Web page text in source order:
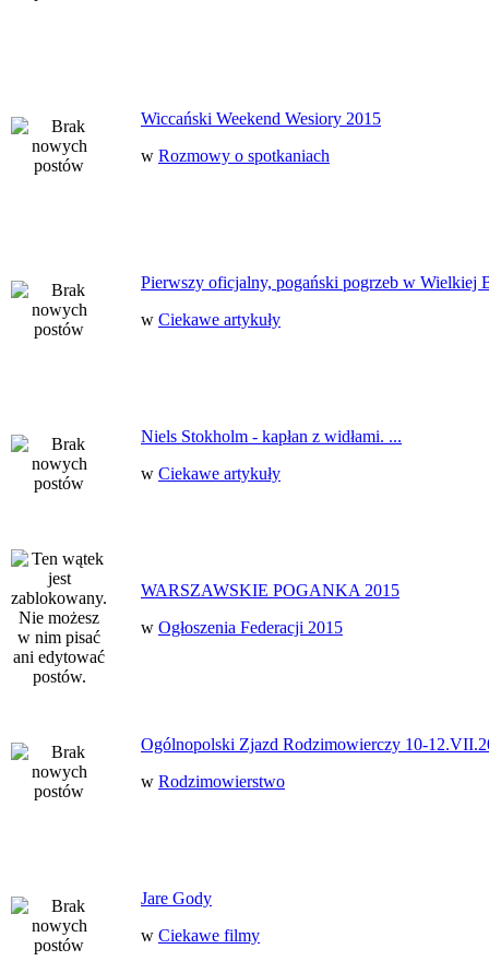
Wiccański Weekend Wesiory 2015
w Rozmowy o spotkaniach
Pierwszy oficjalny, pogański pogrzeb w Wielkiej
w Ciekawe artykuły
Niels Stokholm - kapłan z widłami. ...
w Ciekawe artykuły
WARSZAWSKIE POGANKA 2015
w Ogłoszenia Federacji 2015
Ogólnopolski Zjazd Rodzimowierczy 10-
w Rodzimowierstwo
Jare Gody
w Ciekawe filmy